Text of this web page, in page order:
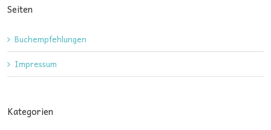
Seiten
Buchempfehlungen
Impressum
Kategorien